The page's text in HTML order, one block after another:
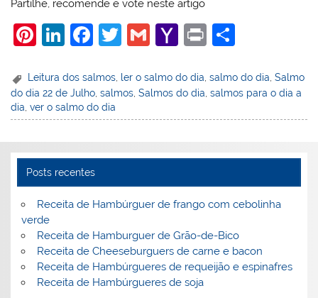
Partilhe, recomende e vote neste artigo
Pi
er
e
st
Li
k
e
dI
F
c
e
b
o
k
T
itt
er
G
ai
l
Y
h
o
o
l
Pr
t
ar
e
Leitura dos salmos, ler o salmo do dia,salmo do dia,Salmo
do dia 22 de Julho ,salmos ,Salmos do dia ,salmos para o dia a
dia ,ver o salmo do dia
Posts recentes
Receita de Hambúrguer de frango com cebolinha
verde
Receita de Hamburguer de Grão-de-Bico
Receita de Cheeseburguers de carne e bacon
Receita de Hambúrgueres de requeijão e espinafres
Receita de Hambúrgueres de soja